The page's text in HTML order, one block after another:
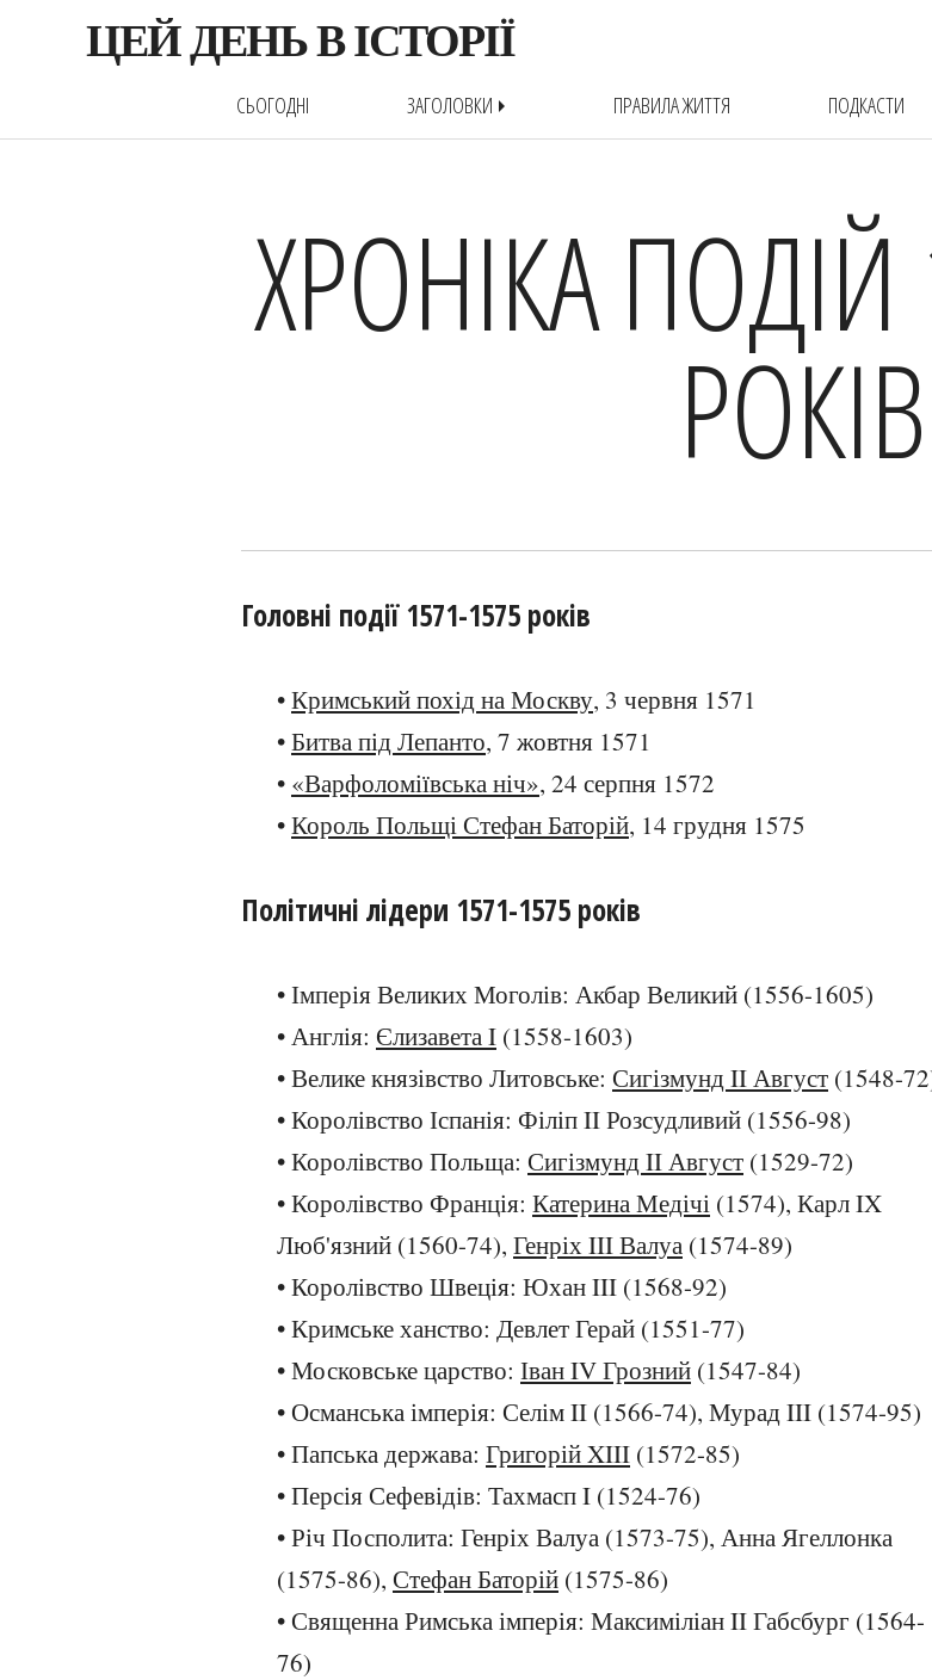
ЦЕЙ ДЕНЬ В ІСТОРІЇ
СЬОГОДНІ ЗАГОЛОВКИarrow_right ПРАВИЛА ЖИТТЯ ПОДКАСТИ
ХРОНІКА
РОКІВ
Головні події 1571-1575 років
•Кримський похід на Москву, 3 червня 1571
•Битва під Лепанто, 7 жовтня 1571
• «Варфоломіївська ніч», 24 серпня 1572
•Король Польщі Стефан Баторій, 14 грудня 1575
Політичні лідери 1571-1575 років
• Імперія Великих Моголів: Акбар Великий (1556-1605)
• Англія: Єлизавета I (1558-1603)
• Велике князівство Литовське: Сигізмунд II Август (1548-
• Королівство Іспанія: Філіп II Розсудливий (1556-98)
• Королівство Польща: Сигізмунд II Август (1529-72)
• Королівство Франція: Катерина Медічі (1574), Карл IX
Люб'язний (1560-74), Генріх III Валуа (1574-89)
• Королівство Швеція: Юхан III (1568-92)
• Кримське ханство: Девлет Герай (1551-77)
• Московське царство: Іван IV Грозний (1547-84)
• Османська імперія: Селім II (1566-74), Мурад III (1574-95)
• Папська держава: Григорій XIII (1572-85)
• Персія Сефевідів: Тахмасп I (1524-76)
• Річ Посполита: Генріх Валуа (1573-75), Анна Ягеллонка
(1575-86), Стефан Баторій (1575-86)
• Священна Римська імперія: Максиміліан II Габсбург (1564-
76)